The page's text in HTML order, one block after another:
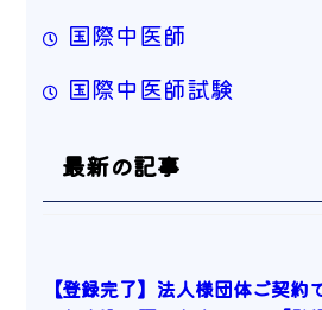
国際中医師
国際中医師試験
最新の記事
【登録完了】法人様団体ご契約